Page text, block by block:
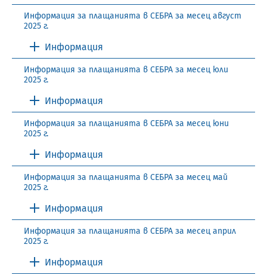
Информация за плащанията в СЕБРА за месец август
2025 г.
Информация
Информация за плащанията в СЕБРА за месец юли
2025 г.
Информация
Информация за плащанията в СЕБРА за месец юни
2025 г.
Информация
Информация за плащанията в СЕБРА за месец май
2025 г.
Информация
Информация за плащанията в СЕБРА за месец април
2025 г.
Информация